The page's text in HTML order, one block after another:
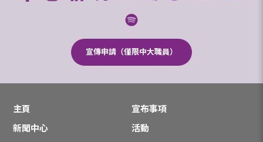
宣傳申請（僅限中大職員）
主頁
宣布事項
新聞中心
活動